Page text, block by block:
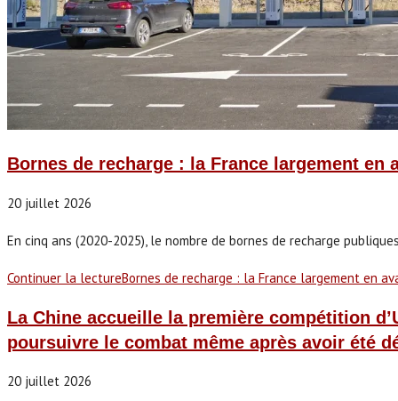
Bornes de recharge : la France largement
20 juillet 2026
En cinq ans (2020-2025), le nombre de bornes de recharge
Continuer la lectureBornes de recharge : la France largement en
La Chine accueille la première compétition
poursuivre le combat même après avoir été
20 juillet 2026